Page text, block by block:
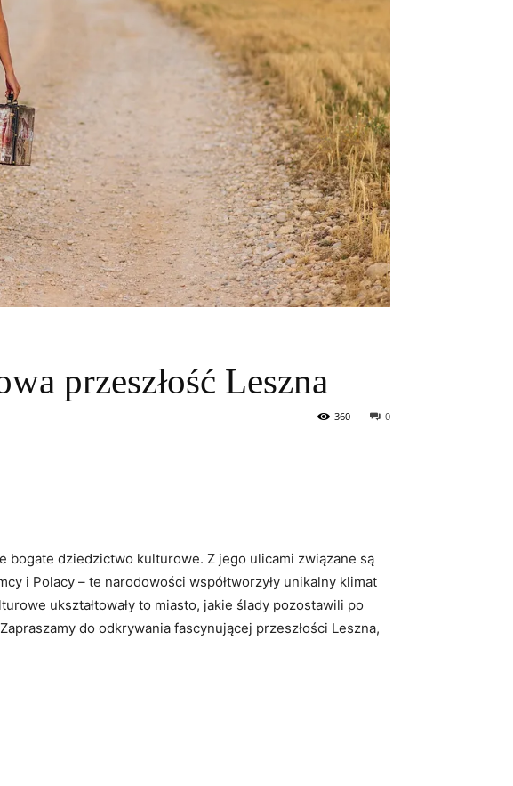
przeszłość Leszna
0
360
bogate dziedzictwo kulturowe. Z jego ulicami związane są
i Polacy – te narodowości współtworzyły unikalny klimat
ukształtowały to miasto, jakie ślady pozostawili po
do odkrywania fascynującej przeszłości Leszna,